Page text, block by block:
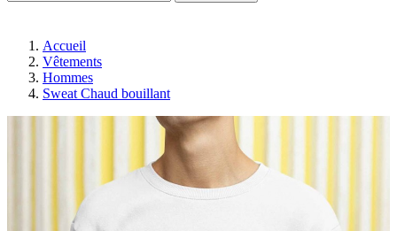
Accueil
Vêtements
Hommes
Sweat Chaud bouillant